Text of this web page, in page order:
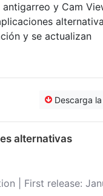
y Cam
y se actualizan
Descarga
alternativas
| First release: